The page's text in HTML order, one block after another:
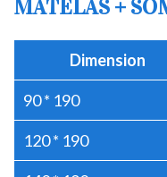
MATELAS +
Dimension
90 * 190
120 * 190